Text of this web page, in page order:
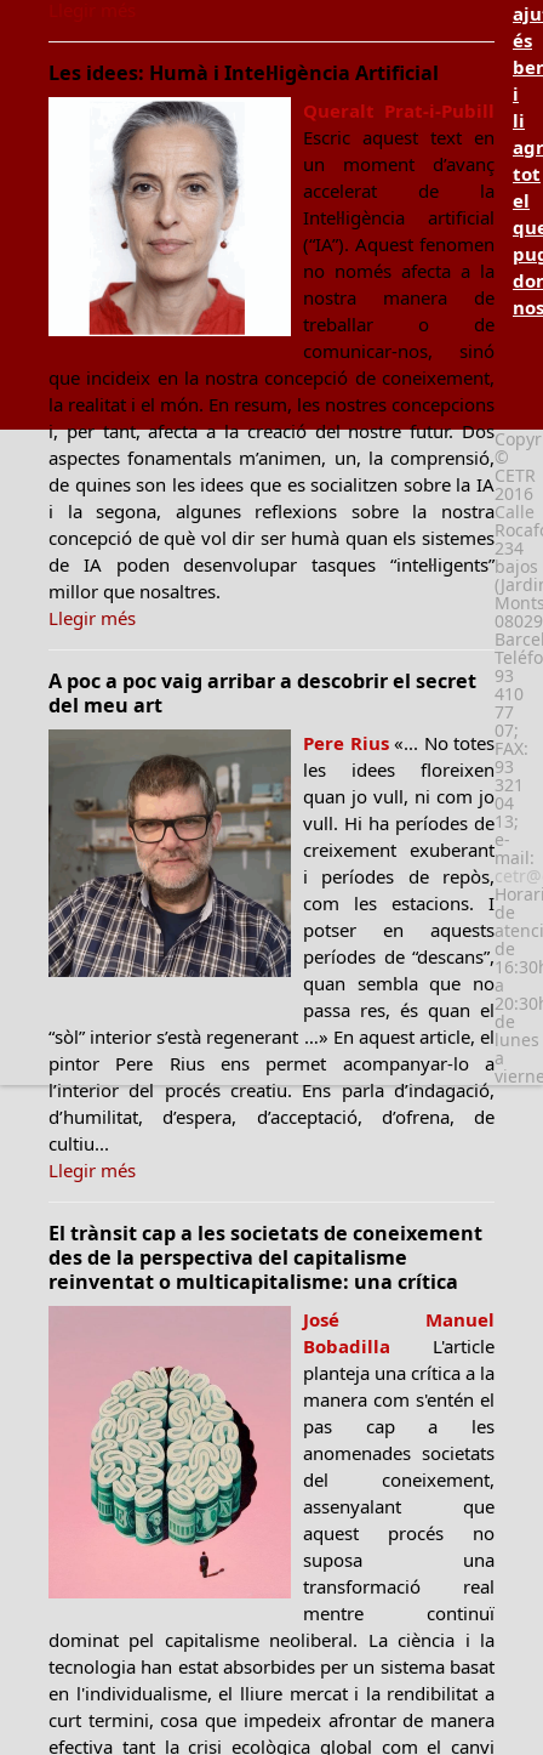
Les idees: Humà i Intel·ligència Artificial
Queralt Prat-i-Pubill
Escric aquest text en
un moment d’avanç
accelerat de la
Intel·ligència artificial
(“IA”). Aquest fenomen
no només afecta a la
nostra manera de
treballar o de
comunicar-nos, sinó
que incideix en la nostra concepció de coneixement,
la realitat i el món. En resum, les nostres concepcions
i, per tant, afecta a la creació del nostre futur. Dos
aspectes fonamentals m’animen, un, la comprensió,
de quines son les idees que es socialitzen sobre la IA
i la segona, algunes reflexions sobre la nostra
concepció de què vol dir ser humà quan els sistemes
de IA poden desenvolupar tasques “intel·ligents”
millor que nosaltres.
Llegir més
A poc a poc vaig arribar a descobrir el secret
del meu art
Pere Rius«... No totes
les idees floreixen
quan jo vull, ni com jo
vull. Hi ha períodes de
creixement exuberant
i períodes de repòs,
com les estacions. I
potser en aquests
períodes de “descans”,
quan sembla que no
passa res, és quan el
“sòl” interior s’està regenerant …» En aquest article, el
pintor Pere Rius ens permet acompanyar-lo a
l’interior del procés creatiu. Ens parla d’indagació,
d’humilitat, d’espera, d’acceptació, d’ofrena, de
cultiu...
Llegir més
El trànsit cap a les societats de coneixement
des de la perspectiva del capitalisme
reinventat o multicapitalisme: una crítica
José Manuel
Bobadilla L'article
planteja una crítica a la
manera com s'entén el
pas cap a les
anomenades societats
del coneixement,
assenyalant que
aquest procés no
suposa una
transformació real
mentre continuï
dominat pel capitalisme neoliberal. La ciència i la
tecnologia han estat absorbides per un sistema basat
en l'individualisme, el lliure mercat i la rendibilitat a
curt termini, cosa que impedeix afrontar de manera
efectiva tant la crisi ecològica global com el canvi
és
i
li
tot
el
nos
©
CETR
2016
Calle
234
bajos
08029
93
410
77
07;
FAX:
93
321
04
13;
e-
mail:
de
de
a
de
lunes
a